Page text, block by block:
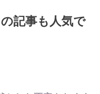
記事も人気で